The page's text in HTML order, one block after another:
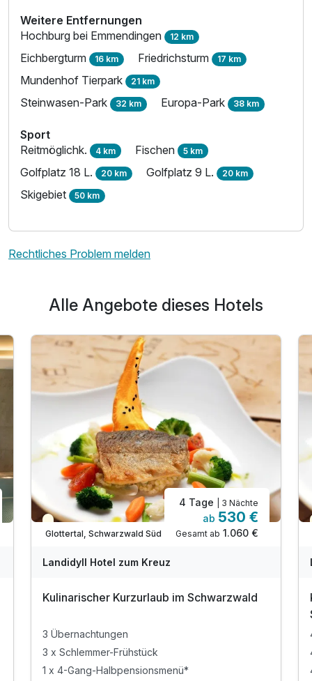
Weitere Entfernungen
Hochburg bei Emmendingen 12 km
Eichbergturm 16 km Friedrichsturm 17 km
Mundenhof Tierpark 21 km
Steinwasen-Park 32 km Europa-Park 38 km
Sport
Reitmöglichk. 4 km Fischen 5 km
Golfplatz 18 L. 20 km Golfplatz 9 L. 20 km
Skigebiet 50 km
Rechtliches Problem melden
Alle Angebote dieses Hotels
Teilweise ausgelastet
Glottertal, Schwarzwald Süd
4 Tage | 3 Nächte
ab 530 €
Gesamt ab 1.060 €
Landidyll Hotel zum Kreuz
Kulinarischer Kurzurlaub im Schwarzwald
3 Übernachtungen
3 x Schlemmer-Frühstück
1 x 4-Gang-Halbpensionsmenü*